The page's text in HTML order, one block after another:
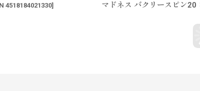
4518184021330] マドネス バクリースピン20